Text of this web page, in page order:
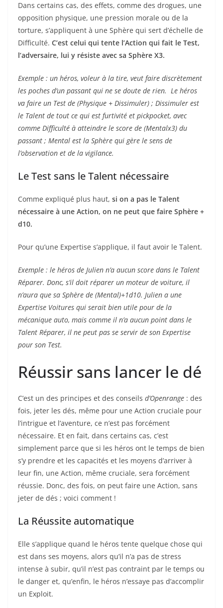
Dans certains cas, des effets, comme des drogues, une
opposition physique, une pression morale ou de la
torture, s’appliquent à une Sphère qui sert d’échelle de
Difficulté. C’est celui qui tente l’Action qui fait le Test,
l’adversaire, lui y résiste avec sa Sphère X3.
Exemple : un héros, voleur à la tire, veut faire discrètement
les poches d’un passant qui ne se doute de rien. Le héros
va faire un Test de (Physique + Dissimuler) ; Dissimuler est
le Talent de tout ce qui est furtivité et pickpocket, avec
comme Difficulté à atteindre le score de (Mentalx3) du
passant ; Mental est la Sphère qui gère le sens de
l’observation et de la vigilance.
Le Test sans le Talent nécessaire
Comme expliqué plus haut, si on a pas le Talent
nécessaire à une Action, on ne peut que faire Sphère +
d10.
Pour qu’une Expertise s’applique, il faut avoir le Talent.
Exemple : le héros de Julien n’a aucun score dans le Talent
Réparer. Donc, s’il doit réparer un moteur de voiture, il
n’aura que sa Sphère de (Mental)+1d10. Julien a une
Expertise Voitures qui serait bien utile pour de la
mécanique auto, mais comme il n’a aucun point dans le
Talent Réparer, il ne peut pas se servir de son Expertise
pour son Test.
Réussir sans lancer le dé
C’est un des principes et des conseils d’Openrange : des
fois, jeter les dés, même pour une Action cruciale pour
l’intrigue et l’aventure, ce n’est pas forcément
nécessaire. Et en fait, dans certains cas, c’est
simplement parce que si les héros ont le temps de bien
s’y prendre et les capacités et les moyens d’arriver à
leur fin, une Action, même cruciale, sera forcément
réussie. Donc, des fois, on peut faire une Action, sans
jeter de dés ; voici comment !
La Réussite automatique
Elle s’applique quand le héros tente quelque chose qui
est dans ses moyens, alors qu’il n’a pas de stress
intense à subir, qu’il n’est pas contraint par le temps ou
le danger et, qu’enfin, le héros n’essaye pas d’accomplir
un Exploit.